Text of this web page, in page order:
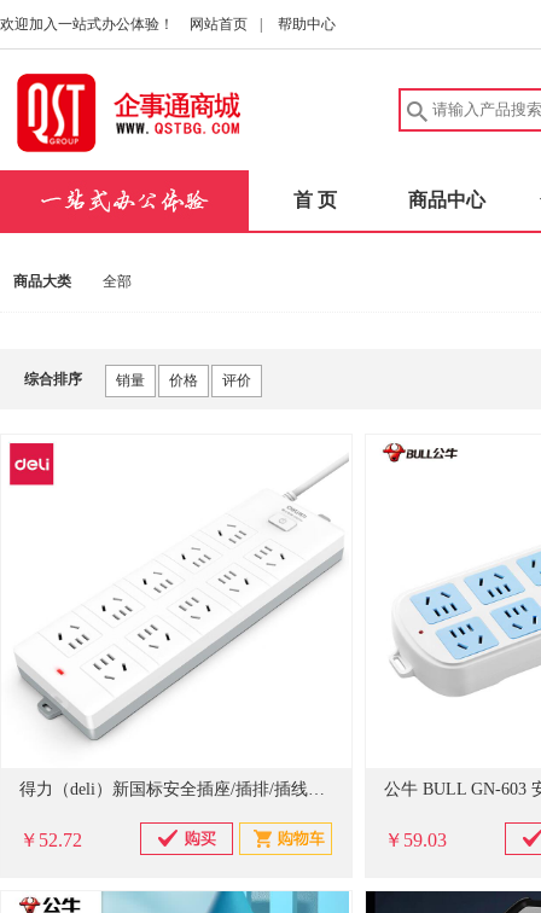
欢迎加入一站式办公体验！ 网站首页 帮助中心
首 页 商品中心
商品大类 全部
综合排序 销量 价格 评价
得力（deli）新国标安全插座/插排/插线板/接线板/排插/拖线板 总控开关 儿童保护门 10组合孔3米 18275-03
￥52.72
公牛 BULL GN-603
￥59.03